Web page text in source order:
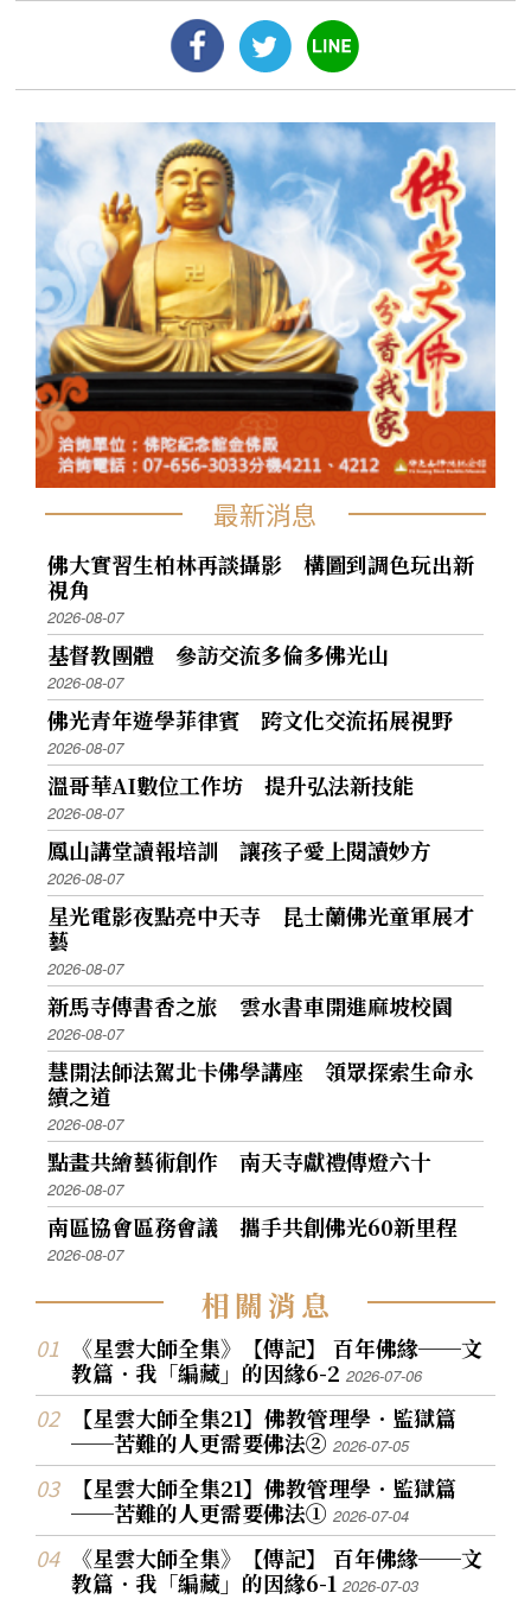
最新消息
佛大實習生柏林再談攝影 構圖到調色玩出新
視角
2026-08-07
基督教團體 參訪交流多倫多佛光山
2026-08-07
佛光青年遊學菲律賓 跨文化交流拓展視野
2026-08-07
溫哥華AI數位工作坊 提升弘法新技能
2026-08-07
鳳山講堂讀報培訓 讓孩子愛上閱讀妙方
2026-08-07
星光電影夜點亮中天寺 昆士蘭佛光童軍展才
藝
2026-08-07
新馬寺傳書香之旅 雲水書車開進麻坡校園
2026-08-07
慧開法師法駕北卡佛學講座 領眾探索生命永
續之道
2026-08-07
點畫共繪藝術創作 南天寺獻禮傳燈六十
2026-08-07
南區協會區務會議 攜手共創佛光60新里程
2026-08-07
相關消息
《星雲大師全集》【傳記】 百年佛緣──文
教篇．我「編藏」的因緣6-22026-07-06
【星雲大師全集21】佛教管理學．監獄篇
──苦難的人更需要佛法②2026-07-05
【星雲大師全集21】佛教管理學．監獄篇
──苦難的人更需要佛法①2026-07-04
《星雲大師全集》【傳記】 百年佛緣──文
教篇．我「編藏」的因緣6-12026-07-03